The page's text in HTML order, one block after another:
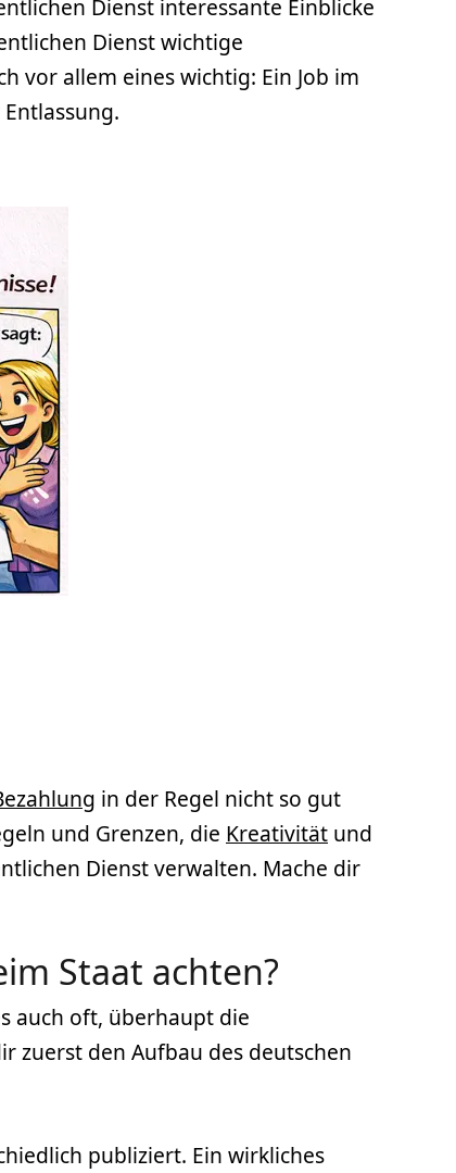
Dienst interessante Einblicke
Dienst wichtige
vor allem eines wichtig: Ein Job im
in der Regel nicht so gut
und Grenzen, die Kreativität und
Dienst verwalten. Mache dir
Staat achten?
auch oft, überhaupt die
zuerst den Aufbau des deutschen
publiziert. Ein wirkliches